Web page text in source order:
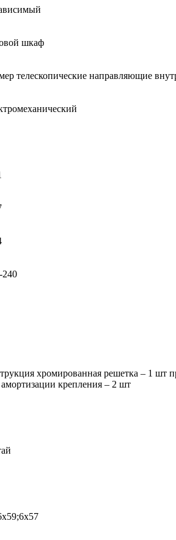
шкаф
телескопические направляющие
240
хромированная решетка – 1 шт
амортизации крепления – 2 шт